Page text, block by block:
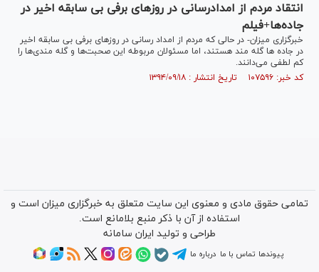
انتقاد مردم از امدادرسانی در روزهای برفی بی سابقه اخیر در
جاده‌ها+فیلم
خبرگزاری میزان- در حالی که مردم از امداد رسانی در روزهای برفی بی سابقه اخیر
در جاده ها گله مند هستند، اما مسئولان مربوطه این صحبت‌ها و گله مندی‌ها را
کم لطفی می‌دانند.
کد خبر: ۱۰۷۵۹۶ تاریخ انتشار : ۱۳۹۴/۰۹/۱۸
تمامی حقوق مادی و معنوی این سایت متعلق به خبرگزاری میزان است و
استفاده از آن با ذکر منبع بلامانع است.
طراحی و تولید ایران سامانه
پیوندها تماس با ما درباره ما